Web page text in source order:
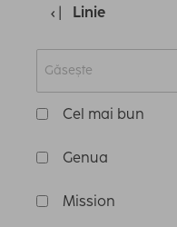
Linie
Cel mai bun
Genua
Mission